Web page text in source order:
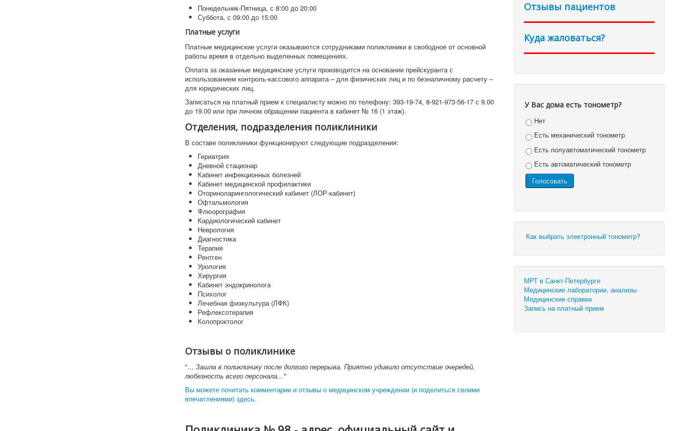
Понедельник-Пятница, с 8:00 до 20:00
Суббота, с 09:00 до 15:00
Платные услуги
Платные медицинские услуги оказываются сотрудниками поликлиники в свободное от основной
работы время в отдельно выделенных помещениях.
Оплата за оказанные медицинские услуги производится на основании прейскуранта с
использованием контроль-кассового аппарата – для физических лиц и по безналичному расчету –
для юридических лиц.
Записаться на платный прием к специалисту можно по телефону: 393-19-74, 8-921-973-56-17 с 9.00
до 19.00 или при личном обращении пациента в кабинет № 16 (1 этаж).
Отделения, подразделения поликлиники
В составе поликлиники функционируют следующие подразделения:
Гериатрия
Дневной стационар
Кабинет инфекционных болезней
Кабинет медицинской профилактики
Оториноларингологический кабинет (ЛОР-кабинет)
Офтальмология
Флюорография
Кардиологический кабинет
Неврология
Диагностика
Терапия
Рентген
Урология
Хирургия
Кабинет эндокринолога
Психолог
Лечебная физкультура (ЛФК)
Рефлексотерапия
Колопроктолог
Отзывы о поликлинике
"... Зашла в поликлинику после долгого перерыва. Приятно удивило отсутствие очередей,
любезность всего персонала..."
Вы можете почитать комментарии и отзывы о медицинском учреждении (и поделиться своими
впечатлениями) здесь.
Отзывы пациентов
Куда жаловаться?
У Вас дома есть тонометр?
Нет
Есть механический тонометр
Есть полуавтоматический тонометр
Есть автоматический тонометр
Как выбрать электронный тонометр?
МРТ в Санкт-Петербурге
Медицинские лаборатории, анализы
Медицинские справки
Запись на платный прием